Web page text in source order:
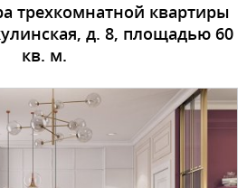
трехкомнатной квартиры
д. 8, площадью 60
кв. м.